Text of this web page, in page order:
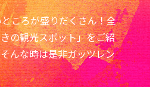
ころが盛りだくさん！全
の観光スポット」をご紹
んな時は是非ガッツレン